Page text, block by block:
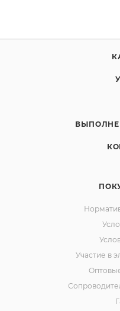
Участие в